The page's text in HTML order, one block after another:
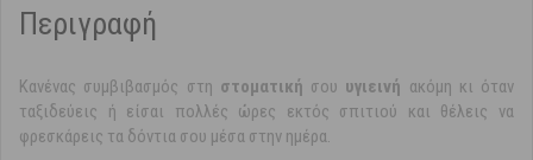
Περιγραφή
Κανένας συμβιβασμός στη στοματική σου υγιεινή ακόμη κι όταν
ταξιδεύεις ή είσαι πολλές ώρες εκτός σπιτιού και θέλεις να
φρεσκάρεις τα δόντια σου μέσα στην ημέρα.